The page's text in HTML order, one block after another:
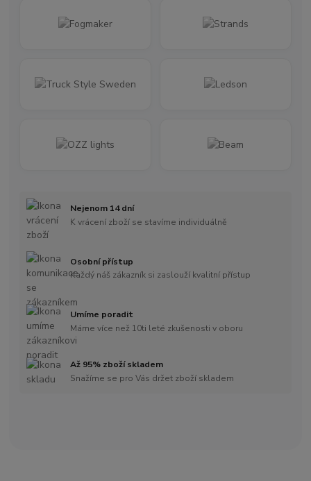
Nejenom 14 dní
K vrácení zboží se stavíme individuálně
Osobní přístup
Každý náš zákazník si zaslouží kvalitní přístup
Umíme poradit
Máme více než 10ti leté zkušenosti v oboru
Až 95% zboží skladem
Snažíme se pro Vás držet zboží skladem